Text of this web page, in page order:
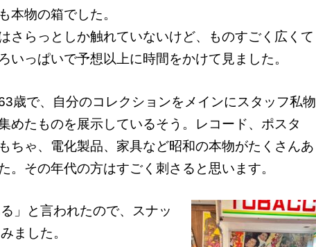
本物の箱でした。
さらっとしか触れていないけど、ものすごく広くて
いっぱいで予想以上に時間をかけて見ました。
歳で、自分のコレクションをメインにスタッフ私物
めたものを展示しているそう。レコード、ポスタ
ちゃ、電化製品、家具など昭和の本物がたくさんあ
。その年代の方はすごく刺さると思います。
」と言われたので、スナッ
ました。